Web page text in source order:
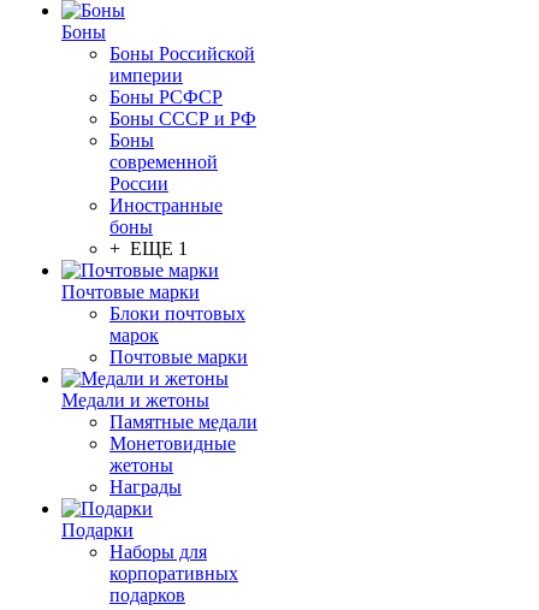
Боны
Боны Российской
империи
Боны РСФСР
Боны СССР и РФ
Боны
современной
России
Иностранные
боны
+ ЕЩЕ 1
Почтовые марки
Блоки почтовых
марок
Почтовые марки
Медали и жетоны
Памятные медали
Монетовидные
жетоны
Награды
Подарки
Наборы для
корпоративных
подарков